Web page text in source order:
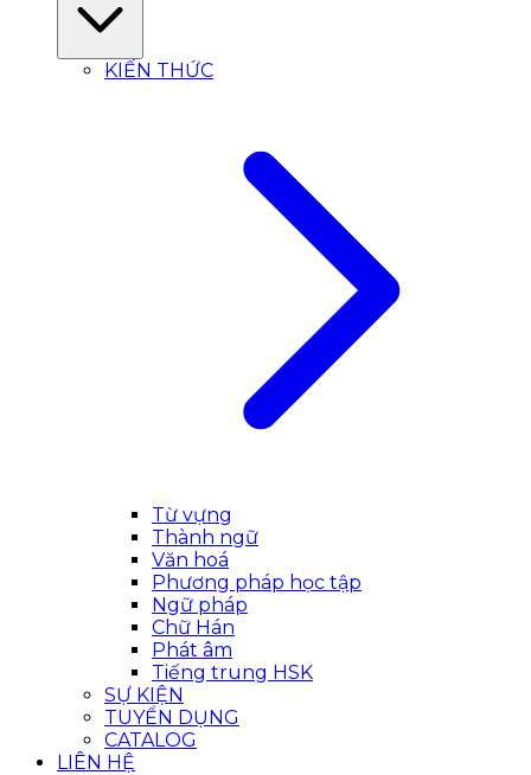
KIẾN THỨC
Từ vựng
Thành ngữ
Văn hoá
Phương pháp học tập
Ngữ pháp
Chữ Hán
Phát âm
Tiếng trung HSK
SỰ KIỆN
TUYỂN DỤNG
CATALOG
LIÊN HỆ